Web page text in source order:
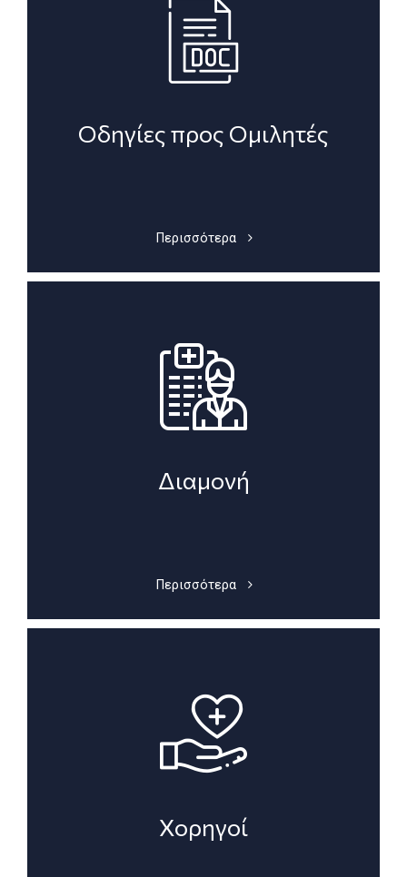
Οδηγίες προς Ομιλητές
Περισσότερα
Διαμονή
Περισσότερα
Χορηγοί